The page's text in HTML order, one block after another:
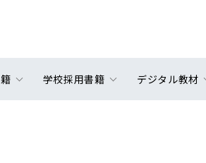
学校採用書籍 デジタル教材